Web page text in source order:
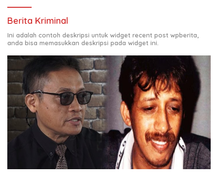
Berita Kriminal
Ini adalah contoh deskripsi untuk widget recent post wpberita,
anda bisa memasukkan deskripsi pada widget ini.